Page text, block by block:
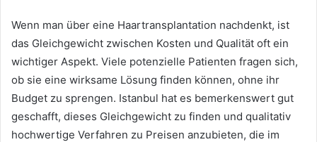
Wenn man über eine Haartransplantation nachdenkt, ist
das Gleichgewicht zwischen Kosten und Qualität oft ein
wichtiger Aspekt. Viele potenzielle Patienten fragen sich,
ob sie eine wirksame Lösung finden können, ohne ihr
Budget zu sprengen. Istanbul hat es bemerkenswert gut
geschafft, dieses Gleichgewicht zu finden und qualitativ
hochwertige Verfahren zu Preisen anzubieten, die im